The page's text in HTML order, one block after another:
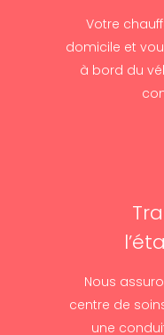
Votre
domicile et
à bord du
Nous
centre de
une